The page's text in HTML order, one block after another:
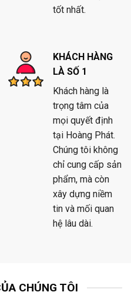
tốt nhất.
KHÁCH HÀNG
LÀ SỐ 1
Khách hàng là
trọng tâm của
mọi quyết định
tại Hoàng Phát.
Chúng tôi không
chỉ cung cấp sản
phẩm, mà còn
xây dựng niềm
tin và mối quan
hệ lâu dài.
CHÚNG TÔI